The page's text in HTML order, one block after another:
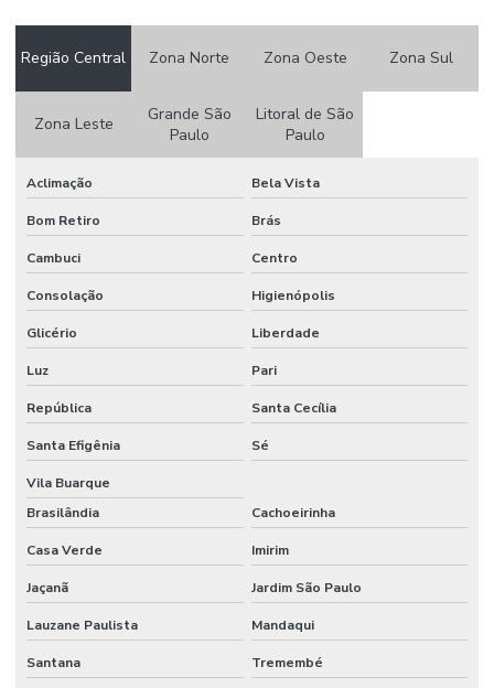
Conjunto de filtração a vácuo
Consumíveis para laboratório
Contador de colônias
Controlador de vácuo
Copo becker graduado
Copo becker de vidro
Copo becker vidro graduado
Cuba para cromatografia
Datalogger
Dessecador a vácuo
Dessecador a vácuo preço
Dessecador a vácuo vidro
Destilador de nitrogênio
Região Central Zona Norte Zona Oeste Zona Sul
Zona Leste
Grande São
Paulo
Litoral de São
Paulo
Aclimação Bela Vista
Bom Retiro Brás
Cambuci Centro
Consolação Higienópolis
Glicério Liberdade
Luz Pari
República Santa Cecília
Santa Efigênia Sé
Vila Buarque
Brasilândia
Cachoeirinha
Casa Verde Imirim
Jaçanã Jardim São Paulo
Lauzane Paulista Mandaqui
Santana Tremembé